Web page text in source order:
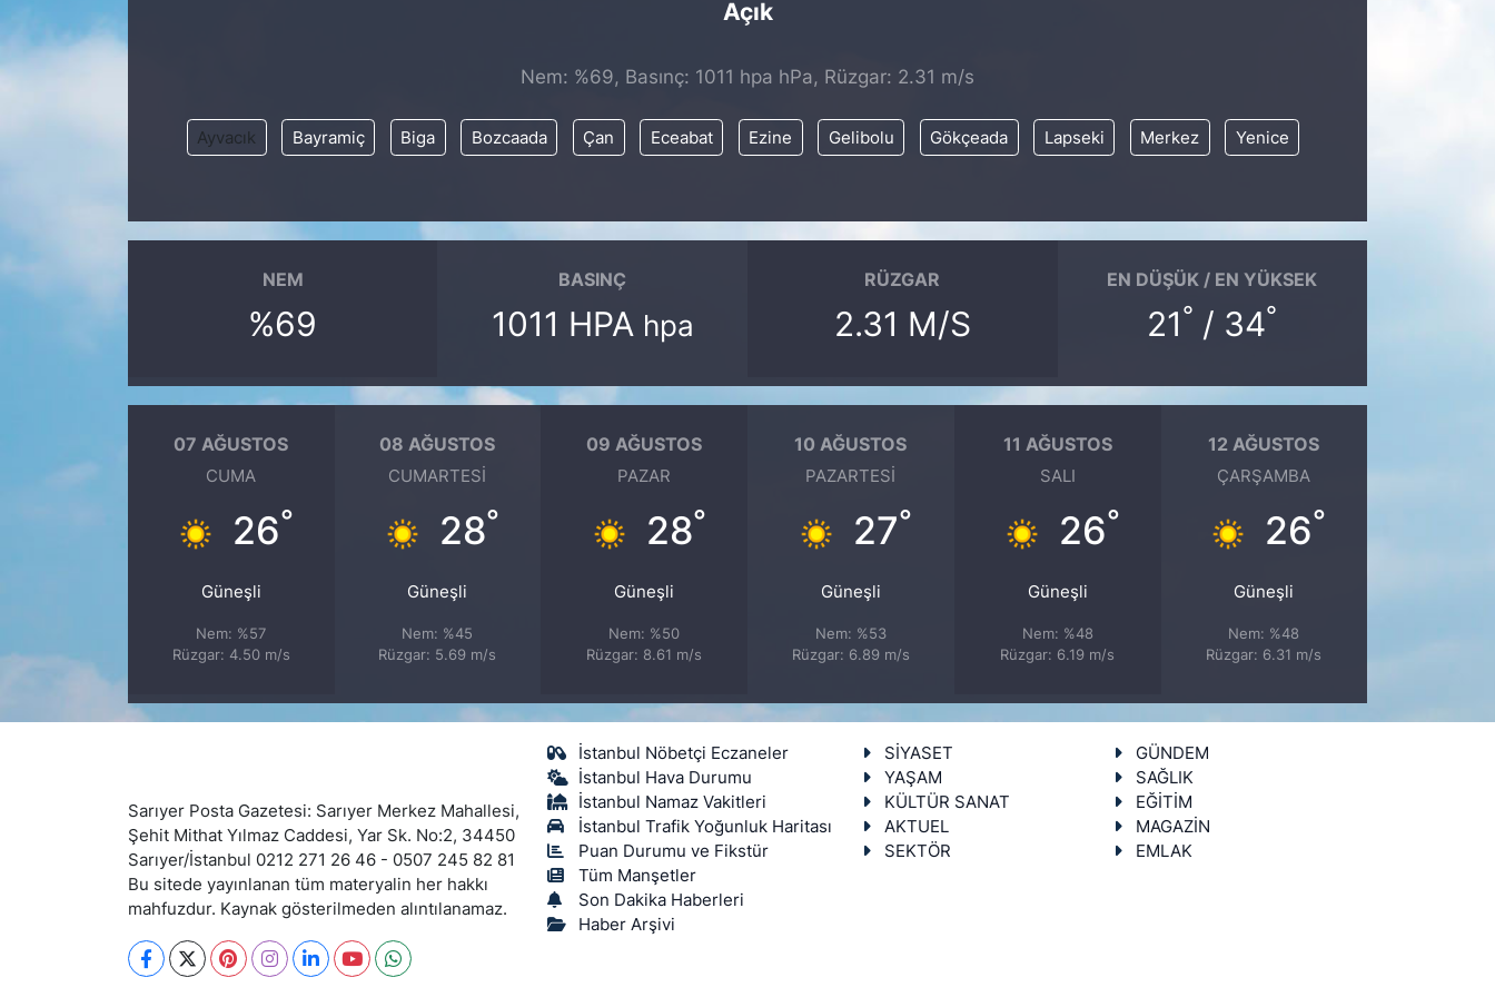
Açık
Nem: %69, Basınç: 1011 hpa hPa, Rüzgar: 2.31 m/s
Ayvacık Bayramiç Biga Bozcaada Çan Eceabat Ezine Gelibolu Gökçeada Lapseki Merkez Yenice
NEM
%69
BASINÇ
1011 HPA hpa
RÜZGAR
2.31 M/S
EN DÜŞÜK / EN YÜKSEK
21° / 34°
07 AĞUSTOS
CUMA
26°
Güneşli
Nem: %57
Rüzgar: 4.50 m/s
08 AĞUSTOS
CUMARTESI
28°
Güneşli
Nem: %45
Rüzgar: 5.69 m/s
09 AĞUSTOS
PAZAR
28°
Güneşli
Nem: %50
Rüzgar: 8.61 m/s
10 AĞUSTOS
PAZARTESI
27°
Güneşli
Nem: %53
Rüzgar: 6.89 m/s
11 AĞUSTOS
SALI
26°
Güneşli
Nem: %48
Rüzgar: 6.19 m/s
12 AĞUSTOS
ÇARŞAMBA
26°
Güneşli
Nem: %48
Rüzgar: 6.31 m/s
Sarıyer Posta Gazetesi: Sarıyer Merkez Mahallesi,
Şehit Mithat Yılmaz Caddesi, Yar Sk. No:2, 34450
Sarıyer/İstanbul 0212 271 26 46 - 0507 245 82 81
Bu sitede yayınlanan tüm materyalin her hakkı
mahfuzdur. Kaynak gösterilmeden alıntılanamaz.
İstanbul Nöbetçi Eczaneler
İstanbul Hava Durumu
İstanbul Namaz Vakitleri
İstanbul Trafik Yoğunluk Haritası
Puan Durumu ve Fikstür
Tüm Manşetler
Son Dakika Haberleri
Haber Arşivi
SİYASET
GÜNDEM
YAŞAM
SAĞLIK
KÜLTÜR SANAT
EĞİTİM
AKTUEL
MAGAZİN
SEKTÖR
EMLAK
KÖŞE YAZILARI
KÜLTÜR SANAT
SARIYER HABERLERİ
SARIYER İMAR BARIŞI
SON DAKİKA HABERİ
SPOR
TEKNOLOJİ
VİDEO GALERİ
YAŞAM